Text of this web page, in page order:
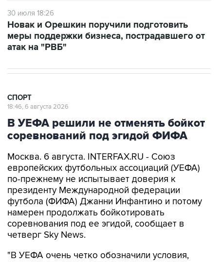
30 июля 18:26
Новак и Орешкин поручили подготовить
меры поддержки бизнеса, пострадавшего от
атак на "РВБ"
СПОРТ
18:46, 6 августа 2026
В УЕФА решили не отменять бойкот
соревнований под эгидой ФИФА
Москва. 6 августа. INTERFAX.RU - Союз
европейских футбольных ассоциаций (УЕФА)
по-прежнему не испытывает доверия к
президенту Международной федерации
футбола (ФИФА) Джанни Инфантино и потому
намерен продолжать бойкотировать
соревнования под ее эгидой, сообщает в
четверг Sky News.
"В УЕФА очень четко обозначили условия,